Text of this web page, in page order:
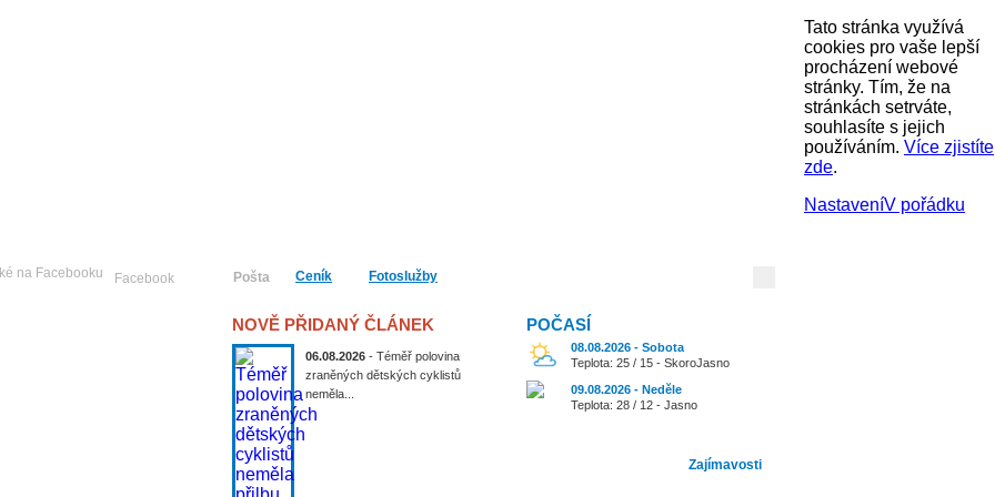
Facebook Pošta Ceník Fotoslužby
NOVĚ PŘIDANÝ ČLÁNEK
06.08.2026 - Téměř polovina
zraněných dětských cyklistů
neměla...
POČASÍ
08.08.2026 - Sobota
Teplota: 25 / 15 - SkoroJasno
09.08.2026 - Neděle
Teplota: 28 / 12 - Jasno
Zajímavosti
Tato stránka využívá
cookies pro vaše lepší
procházení webové
stránky. Tím, že na
stránkách setrváte,
souhlasíte s jejich
používáním. Více zjistíte
zde.
NastaveníV pořádku